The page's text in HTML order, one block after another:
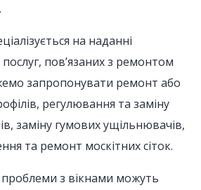
на наданні
пов’язаних з ремонтом
запропонувати ремонт або
регулювання та заміну
заміну гумових ущільнювачів,
та ремонт москітних сіток.
з вікнами можуть